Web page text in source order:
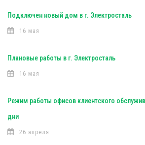
Подключен новый дом в г. Электросталь
16 мая
Плановые работы в г. Электросталь
16 мая
Режим работы офисов клиентского
дни
26 апреля